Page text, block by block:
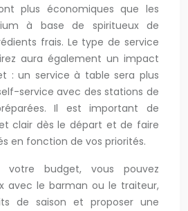
plus économiques que les
à base de spiritueux de
frais. Le type de service
aura également un impact
: un service à table sera plus
service avec des stations de
Il est important de
clair dès le départ et de faire
en fonction de vos priorités.
votre budget, vous pouvez
avec le barman ou le traiteur,
de saison et proposer une